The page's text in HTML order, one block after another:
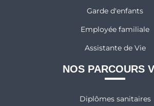
Garde d'enfants
Employée familiale
Assistante de Vie
NOS PARCOURS
Diplômes sanitaires